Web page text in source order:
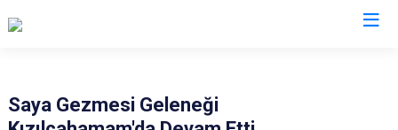
Saya Gezmesi Geleneği